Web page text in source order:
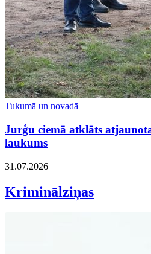
Tukumā un novadā
Jurģu ciemā atklāts
laukums
31.07.2026
Kriminālziņas